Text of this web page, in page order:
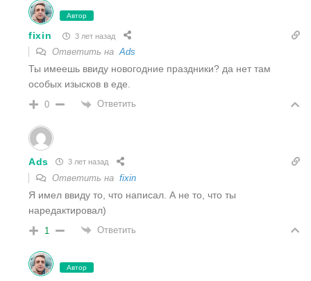
Автор
fixin 3 лет назад
Ответить наAds
Ты имеешь ввиду новогодние праздники? да нет там
особых изысков в еде.
0 Ответить
Ads 3 лет назад
Ответить на fixin
Я имел ввиду то, что написал. А не то, что ты
наредактировал)
1 Ответить
Автор